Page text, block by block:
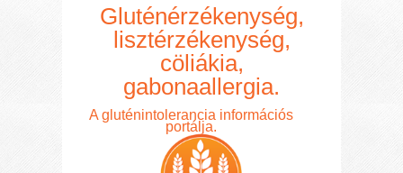
Gluténérzékenység,
lisztérzékenység,
cöliákia,
gabonaallergia.
A gluténintolerancia információs
portálja.